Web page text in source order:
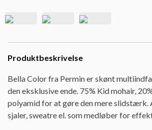
Produktbeskrivelse
Bella Color fra Permin er skønt
den eksklusive ende. 75% Kid mohair,
polyamid for at gøre den mere slidstærk.
sjaler, sweatre el. som medløber for